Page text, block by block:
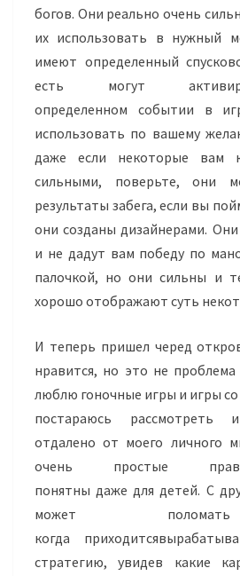
богов. Они реально очень
их использовать в нужный
имеют определенный
есть могут
определенном событии в
использовать по вашему
даже если некоторые вам
сильными, поверьте, они
результаты забега, если вы
они созданы дизайнерами.
и не дадут вам победу по
палочкой, но они сильны и
хорошо отображают суть
И теперь пришел черед
нравится, но это не
люблю гоночные игры и игры
постараюсь рассмотреть
отдалено от моего личного
очень простые
понятны даже для детей. С
может
когда
стратегию, увидев какие